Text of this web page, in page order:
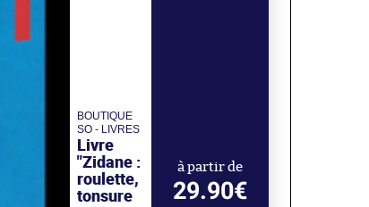
BOUTIQUE
SO - LIVRES
Livre
"Zidane :
roulette,
tonsure
à partir de
29.90€